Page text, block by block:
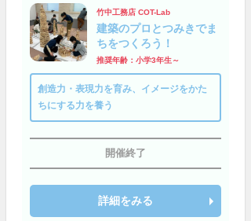
竹中工務店 COT-Lab
建築のプロとつみきでま
ちをつくろう！
推奨年齢：小学3年生～
創造力・表現力を育み、イメージをかた
ちにする力を養う
開催終了
詳細をみる